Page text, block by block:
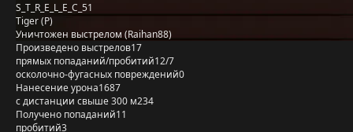
S_T_R_E_L_E_C_51
Tiger (P)
Уничтожен выстрелом (Raihan88)
Произведено выстрелов17
прямых попаданий/пробитий12/7
осколочно-фугасных повреждений0
Нанесение урона1687
с дистанции свыше 300 м234
Получено попаданий11
пробитий3